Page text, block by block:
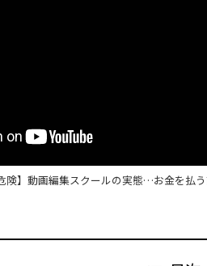
険】動画編集スクールの実態…お金を払